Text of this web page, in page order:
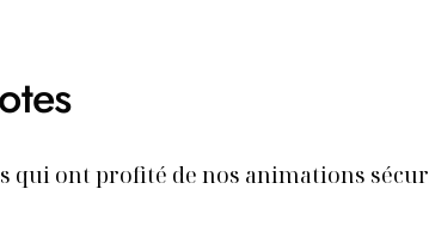
qui ont profité de nos animations